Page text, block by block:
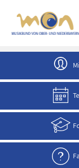
direkt zur Navigation